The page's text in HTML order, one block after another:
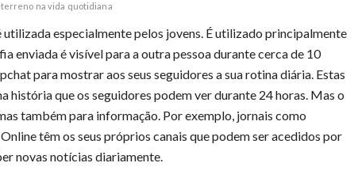
terreno na vida quotidiana
utilizada especialmente pelos jovens. É utilizado principalmente
enviada é visível para a outra pessoa durante cerca de 10
para mostrar aos seus seguidores a sua rotina diária. Estas
história que os seguidores podem ver durante 24 horas. Mas o
também para informação. Por exemplo, jornais como
têm os seus próprios canais que podem ser acedidos por
novas notícias diariamente.